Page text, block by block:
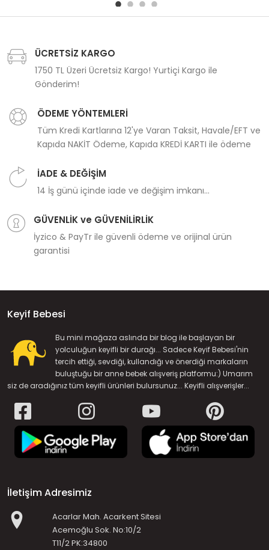
ÜCRETSİZ KARGO
1750 TL Üzeri Ücretsiz Kargo! Yurtiçi Kargo ile
Gönderim!
ÖDEME YÖNTEMLERİ
Tüm Kredi Kartlarına 12'ye Varan Taksit, Havale/EFT ve
Kapıda NAKİT Ödeme, Kapıda KREDİ KARTI ile ödeme
İADE & DEĞİŞİM
14 İş günü içinde iade ve değişim imkanı...
GÜVENLİK ve GÜVENİLİRLİK
İyzico & PayTr ile güvenli ödeme ve orijinal ürün
garantisi
Keyif Bebesi
Bu mini mağaza aslında bir blog ile başlayan bir
yolculuğun keyifli bir durağı... Sadece Keyif Bebesi'nin
tercih ettiği, sevdiği, kullandığı ve önerdiği markaların
buluştuğu bir anne bebek alışveriş platformu:) Umarım
siz de aradığınız tüm keyifli ürünleri bulursunuz... Keyifli alışverişler...
İletişim Adresimiz
Acarlar Mah. Acarkent Sitesi
Acemoğlu Sok. No:10/2
T11/2 PK:34800